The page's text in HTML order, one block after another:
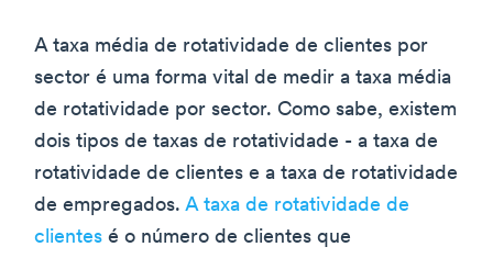
A taxa média de rotatividade de clientes por
sector é uma forma vital de medir a taxa média
de rotatividade por sector. Como sabe, existem
dois tipos de taxas de rotatividade - a taxa de
rotatividade de clientes e a taxa de rotatividade
de empregados. A taxa de rotatividade de
clientes é o número de clientes que